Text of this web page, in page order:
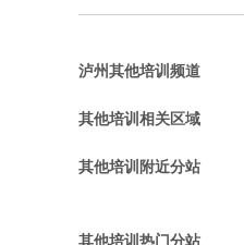
泸州其他培训频道
其他培训相关区域
其他培训附近分站
其他培训热门分站